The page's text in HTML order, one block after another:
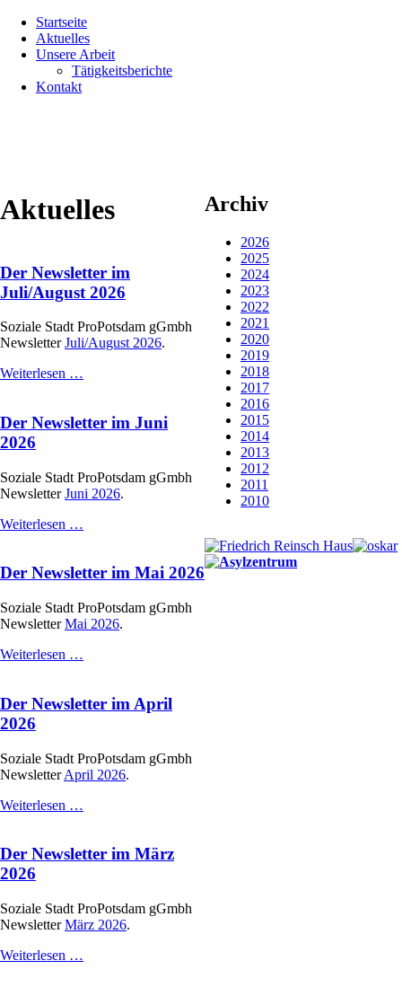
überspringen
Startseite
Aktuelles
Unsere Arbeit
Tätigkeitsberichte
Kontakt
Aktuelles
Der Newsletter im
Juli/August 2026
Soziale Stadt ProPotsdam gGmbh
NewsletterJuli/August 2026.
Weiterlesen …
Juli/August
Der Newsletter im Juni
2026
Soziale Stadt ProPotsdam gGmbh
NewsletterJuni 2026.
Weiterlesen …
Juni
Der Newsletter im Mai 2026
Soziale Stadt ProPotsdam gGmbh
NewsletterMai 2026.
Weiterlesen …
Mai
Der Newsletter im April
2026
Soziale Stadt ProPotsdam gGmbh
NewsletterApril 2026.
Weiterlesen …
April
Der Newsletter im März
2026
Soziale Stadt ProPotsdam gGmbh
NewsletterMärz 2026.
Weiterlesen …
Archiv
2026
2025
2024
2023
2022
2021
2020
2019
2018
2017
2016
2015
2014
2013
2012
2011
2010